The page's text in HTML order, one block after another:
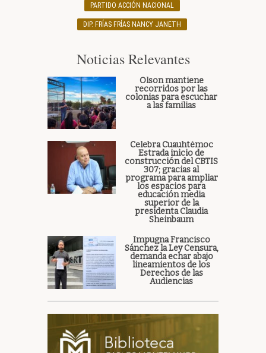
PARTIDO ACCIÓN NACIONAL
DIP. FRÍAS FRÍAS NANCY JANETH
Noticias Relevantes
Olson mantiene
recorridos por las
colonias para escuchar
a las familias
Celebra Cuauhtémoc
Estrada inicio de
construcción del CBTIS
307; gracias al
programa para ampliar
los espacios para
educación media
superior de la
presidenta Claudia
Sheinbaum
Impugna Francisco
Sánchez la Ley Censura,
demanda echar abajo
lineamientos de los
Derechos de las
Audiencias